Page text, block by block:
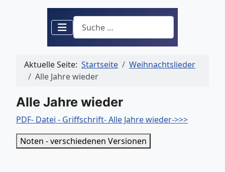
Suchen
Aktuelle Seite: Startseite
Weihnachtslieder
Alle Jahre wieder
Alle Jahre wieder
PDF- Datei - Griffschrift- Alle Jahre wieder->>>
Noten - verschiedenen Versionen